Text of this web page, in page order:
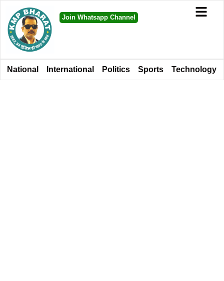
Join Whatsapp Channel
National International Politics Sports Technology